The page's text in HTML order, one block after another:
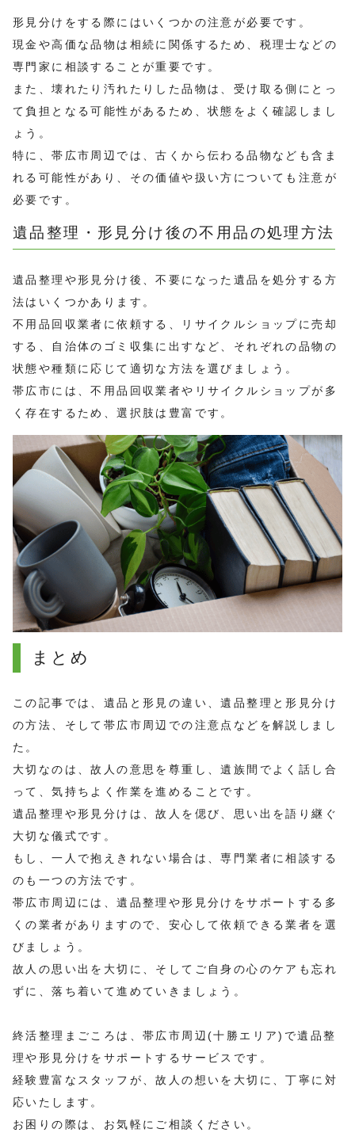
形見分けをする際にはいくつかの注意が必要です。
現金や高価な品物は相続に関係するため、税理士などの
専門家に相談することが重要です。
また、壊れたり汚れたりした品物は、受け取る側にとっ
て負担となる可能性があるため、状態をよく確認しまし
ょう。
特に、帯広市周辺では、古くから伝わる品物なども含ま
れる可能性があり、その価値や扱い方についても注意が
必要です。
遺品整理・形見分け後の不用品の処理方法
遺品整理や形見分け後、不要になった遺品を処分する方
法はいくつかあります。
不用品回収業者に依頼する、リサイクルショップに売却
する、自治体のゴミ収集に出すなど、それぞれの品物の
状態や種類に応じて適切な方法を選びましょう。
帯広市には、不用品回収業者やリサイクルショップが多
く存在するため、選択肢は豊富です。
まとめ
この記事では、遺品と形見の違い、遺品整理と形見分け
の方法、そして帯広市周辺での注意点などを解説しまし
た。
大切なのは、故人の意思を尊重し、遺族間でよく話し合
って、気持ちよく作業を進めることです。
遺品整理や形見分けは、故人を偲び、思い出を語り継ぐ
大切な儀式です。
もし、一人で抱えきれない場合は、専門業者に相談する
のも一つの方法です。
帯広市周辺には、遺品整理や形見分けをサポートする多
くの業者がありますので、安心して依頼できる業者を選
びましょう。
故人の思い出を大切に、そしてご自身の心のケアも忘れ
ずに、落ち着いて進めていきましょう。
終活整理まごころは、帯広市周辺(十勝エリア)で遺品整
理や形見分けをサポートするサービスです。
経験豊富なスタッフが、故人の想いを大切に、丁寧に対
応いたします。
お困りの際は、お気軽にご相談ください。